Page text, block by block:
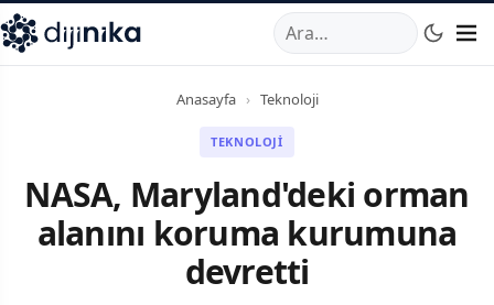
,Marmara Mahallesi,Beylikdüzü34520TRTelefon:0850
Anasayfa › Teknoloji
TEKNOLOJI
NASA, Maryland'deki orman
alanını koruma kurumuna
devretti